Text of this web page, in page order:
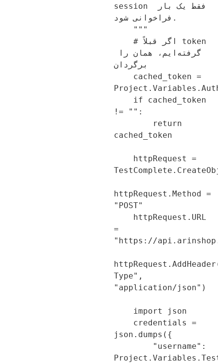
session فقط یک بار
فراخوانی شود.
    """
    # اگر قبلاً token
گرفته‌ایم، همان را
برگردان
    cached_token =
    if cached_token
!= "":
        return
cached_token
    httpRequest =
httpRequest.Method =
"POST"
    httpRequest.URL
=
"https://
Type",
"application/json")
    import json
    credentials =
json.dumps({
        "username":